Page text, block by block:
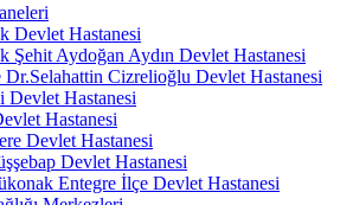
Devlet Hastanesi
Şehit Aydoğan Aydın Devlet Hastanesi
Dr.Selahattin Cizrelioğlu Devlet Hastanesi
Devlet Hastanesi
Hastanesi
Devlet Hastanesi
Devlet Hastanesi
Entegre İlçe Devlet Hastanesi